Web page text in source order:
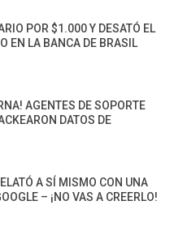
POR $1.000 Y DESATÓ EL
EN LA BANCA DE BRASIL
AGENTES DE SOPORTE
DATOS DE
A SÍ MISMO CON UNA
– ¡NO VAS A CREERLO!